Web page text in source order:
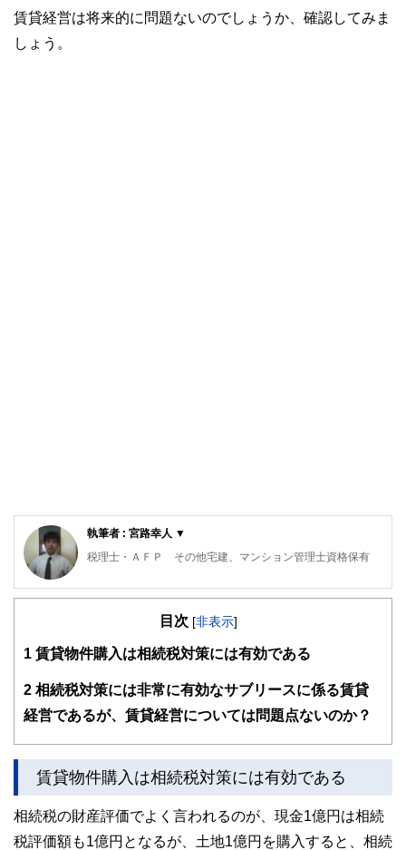
賃貸経営は将来的に問題ないのでしょうか、確認してみま
しょう。
執筆者 : 宮路幸人 ▼
税理士・ＡＦＰ その他宅建、マンション管理士資格保有
不動産・相続に強みがあります。会計事務所勤務が長く実務
るよう日々努力しております。また離島支援活動も積極的に
目次 [非表示]
1 賃貸物件購入は相続税対策には有効である
2 相続税対策には非常に有効なサブリースに係る賃貸
経営であるが、賃貸経営については問題点ないのか？
賃貸物件購入は相続税対策には有効である
相続税の財産評価でよく言われるのが、現金1億円は相続
税評価額も1億円となるが、土地1億円を購入すると、相続